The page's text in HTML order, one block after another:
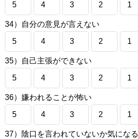
5 4 3 2 1
34）自分の意見が言えない
5 4 3 2 1
35）自己主張ができない
5 4 3 2 1
36）嫌われることが怖い
5 4 3 2 1
37）陰口を言われていないか気になる